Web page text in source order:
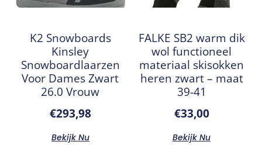
K2 Snowboards
Kinsley
Snowboardlaarzen
Voor Dames Zwart
26.0 Vrouw
€293,98
Bekijk Nu
FALKE SB2 warm dik
wol functioneel
materiaal skisokken
heren zwart – maat
39-41
€33,00
Bekijk Nu